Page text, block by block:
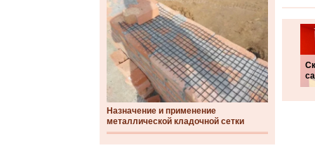
Назначение и применение
металлической кладочной сетки